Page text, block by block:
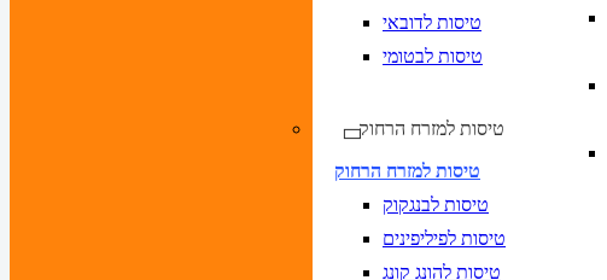
טיסות לדובאי
טיסות לבטומי
טיסות למזרח הרחוק
טיסות למזרח הרחוק
טיסות לבנגקוק
טיסות לפיליפינים
טיסות להונג קונג